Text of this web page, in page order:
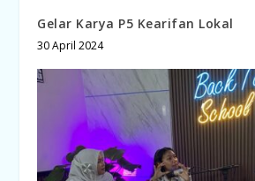
Gelar Karya P5 Kearifan Lokal
30 April 2024